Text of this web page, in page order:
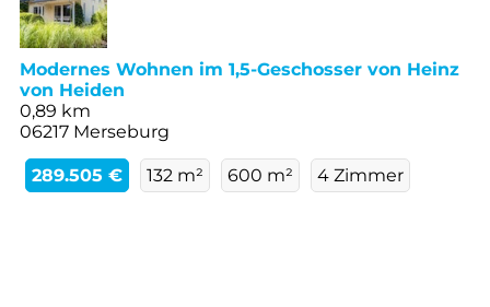
Modernes Wohnen im 1,5-Geschosser von Heinz
von Heiden
0,89 km
06217 Merseburg
289.505 € 132 m² 600 m² 4 Zimmer